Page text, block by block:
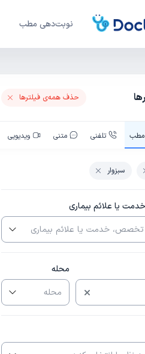
نوبت‌دهی مطب
حذف همه‌ی فیلتر‌ها
مطب تلفنی متنی ویدیویی
سبزوار
یا علائم بیماری
محله